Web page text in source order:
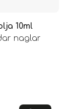
10ml
naglar